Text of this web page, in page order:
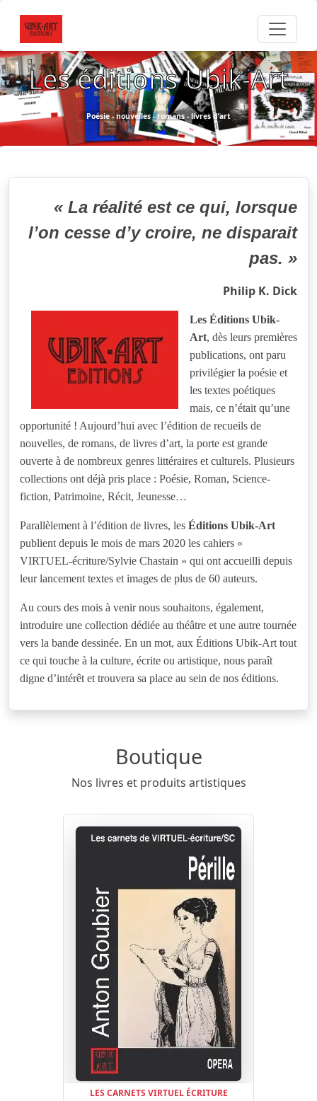
Les éditions Ubik-Art
Poésie - nouvelles - romans - livres d’art
« La réalité est ce qui, lorsque
l’on cesse d’y croire, ne disparait
pas. »
Philip K. Dick
Les Éditions Ubik-
Art, dès leurs premières
publications, ont paru
privilégier la poésie et
les textes poétiques
mais, ce n’était qu’une
opportunité ! Aujourd’hui avec l’édition de recueils de
nouvelles, de romans, de livres d’art, la porte est grande
ouverte à de nombreux genres littéraires et culturels. Plusieurs
collections ont déjà pris place : Poésie, Roman, Science-
fiction, Patrimoine, Récit, Jeunesse…
Parallèlement à l’édition de livres, les Éditions Ubik-Art
publient depuis le mois de mars 2020 les cahiers «
VIRTUEL-écriture/Sylvie Chastain » qui ont accueilli depuis
leur lancement textes et images de plus de 60 auteurs.
Au cours des mois à venir nous souhaitons, également,
introduire une collection dédiée au théâtre et une autre tournée
vers la bande dessinée. En un mot, aux Éditions Ubik-Art tout
ce qui touche à la culture, écrite ou artistique, nous paraît
digne d’intérêt et trouvera sa place au sein de nos éditions.
Boutique
Nos livres et produits artistiques
LES CARNETS VIRTUEL ÉCRITURE